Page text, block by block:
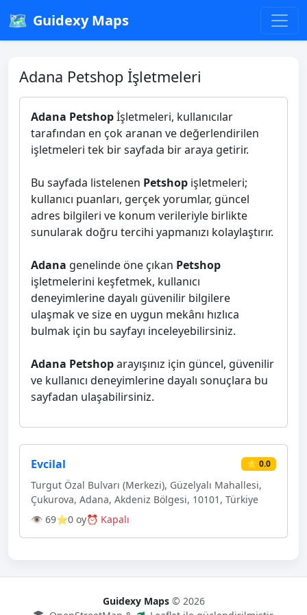
🗺️ Guidexy Maps
Adana Petshop İşletmeleri
Adana Petshopİşletmeleri, kullanıcılar
tarafından en çok aranan ve değerlendirilen
işletmeleri tek bir sayfada bir araya getirir.
Bu sayfada listelenen Petshop işletmeleri;
kullanıcı puanları, gerçek yorumlar, güncel
adres bilgileri ve konum verileriyle birlikte
sunularak doğru tercihi yapmanızı kolaylaştırır.
Adana genelinde öne çıkan Petshop
işletmelerini keşfetmek, kullanıcı
deneyimlerine dayalı güvenilir bilgilere
ulaşmak ve size en uygun mekânı hızlıca
bulmak için bu sayfayı inceleyebilirsiniz.
Adana Petshoparayışınız için güncel, güvenilir
ve kullanıcı deneyimlerine dayalı sonuçlara bu
sayfadan ulaşabilirsiniz.
Evcilal ⭐ 0.0
Turgut Özal Bulvarı (Merkezi), Güzelyalı Mahallesi,
Çukurova, Adana, Akdeniz Bölgesi, 10101, Türkiye
👁 69⭐0 oy⏰ Kapalı
Guidexy Maps© 2026